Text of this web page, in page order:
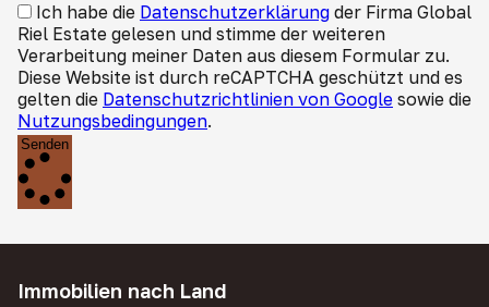
Ich habe die Datenschutzerklärung der Firma Global
Riel Estate gelesen und stimme der weiteren
Verarbeitung meiner Daten aus diesem Formular zu.
Diese Website ist durch reCAPTCHA geschützt und es
gelten die Datenschutzrichtlinien von Google sowie die
Nutzungsbedingungen.
Senden
Immobilien nach Land